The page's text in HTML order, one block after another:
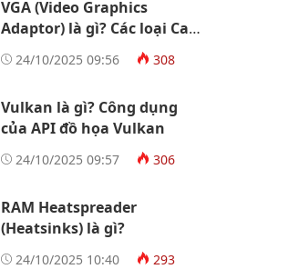
VGA (Video Graphics
Adaptor) là gì? Các loại Card
màn hình
24/10/2025 09:56 308
Vulkan là gì? Công dụng
của API đồ họa Vulkan
24/10/2025 09:57 306
RAM Heatspreader
(Heatsinks) là gì?
24/10/2025 10:40 293